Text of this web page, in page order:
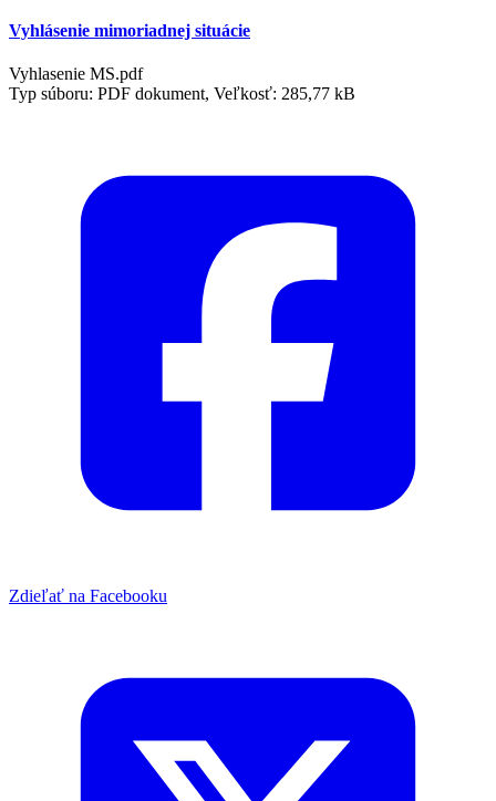
Vyhlásenie mimoriadnej situácie
Vyhlasenie MS.pdf
Typ súboru: PDF dokument, Veľkosť: 285,77 kB
Zdieľať na Facebooku